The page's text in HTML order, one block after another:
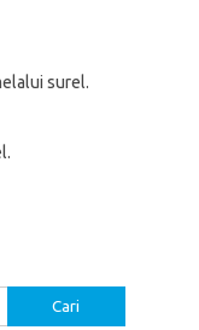
surel.